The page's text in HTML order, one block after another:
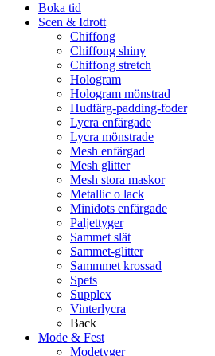
Boka tid
Scen & Idrott
Chiffong
Chiffong shiny
Chiffong stretch
Hologram
Hologram mönstrad
Hudfärg-padding-foder
Lycra enfärgade
Lycra mönstrade
Mesh enfärgad
Mesh glitter
Mesh stora maskor
Metallic o lack
Minidots enfärgade
Paljettyger
Sammet slät
Sammet-glitter
Sammmet krossad
Spets
Supplex
Vinterlycra
Back
Mode & Fest
Modetyger